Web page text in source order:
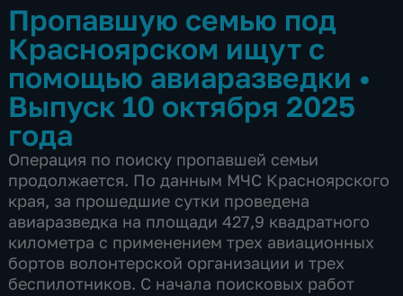
Пропавшую семью под
Красноярском ищут с
помощью авиаразведки •
Выпуск 10 октября 2025
года
Операция по поиску пропавшей семьи
продолжается. По данным МЧС Красноярского
края, за прошедшие сутки проведена
авиаразведка на площади 427,9 квадратного
километра с применением трех авиационных
бортов волонтерской организации и трех
беспилотников. С начала поисковых работ